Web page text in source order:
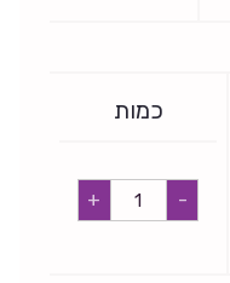
כמות
- סאבו
ווקס
+